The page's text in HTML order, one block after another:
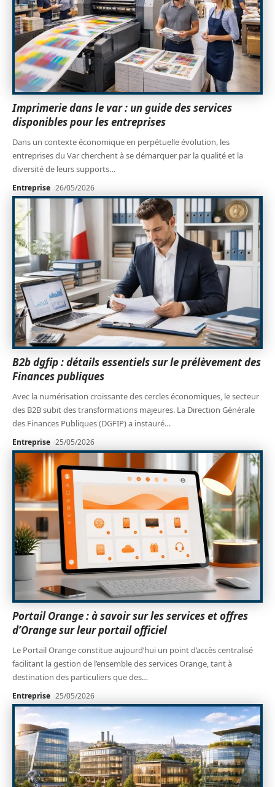
Imprimerie dans le var : un guide des services
disponibles pour les entreprises
Dans un contexte économique en perpétuelle évolution, les
entreprises du Var cherchent à se démarquer par la qualité et la
diversité de leurs supports…
Entreprise 26/05/2026
B2b dgfip : détails essentiels sur le prélèvement des
Finances publiques
Avec la numérisation croissante des cercles économiques, le secteur
des B2B subit des transformations majeures. La Direction Générale
des Finances Publiques (DGFIP) a instauré…
Entreprise 25/05/2026
Portail Orange : à savoir sur les services et offres
d’Orange sur leur portail officiel
Le Portail Orange constitue aujourd’hui un point d’accès centralisé
facilitant la gestion de l’ensemble des services Orange, tant à
destination des particuliers que des…
Entreprise 25/05/2026